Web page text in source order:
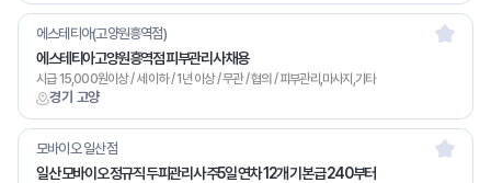
경기 고양
에스테티아(고양원흥역점)
에스테티아고양원흥역점 피부관리사 채용
시급 15,000원이상 / 세 이하 / 1년 이상 / 무관 / 협의 / 피부관리,마사지,기타
모바이오 일산점
일산 모바이오 정규직 두피관리사 주5일 연차 12개 기본급 240부터